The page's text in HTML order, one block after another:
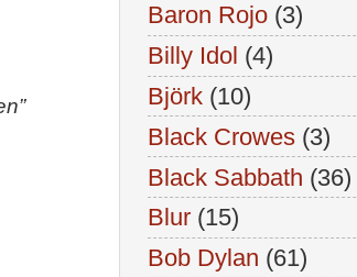
Baron Rojo (3)
Billy Idol (4)
Björk (10)
Black Crowes (3)
Black Sabbath (36)
Blur (15)
Bob Dylan (61)